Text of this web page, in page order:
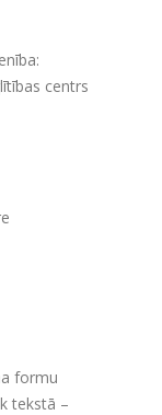
centrs
formu
tekstā –